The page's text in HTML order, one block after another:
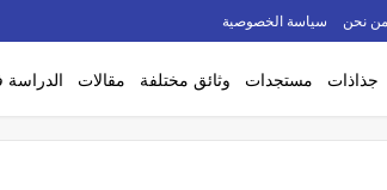
من نحن سياسة الخصوصية
جذاذات مستجدات وثائق مختلفة مقالات الدراسة